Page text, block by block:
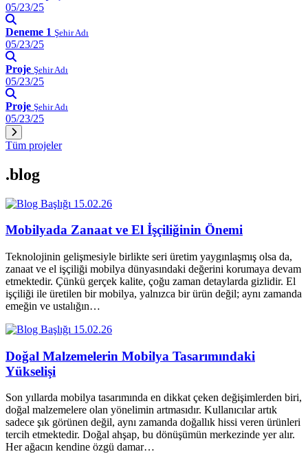
05/23/25
Deneme 1 Şehir Adı
05/23/25
Proje Şehir Adı
05/23/25
Proje Şehir Adı
05/23/25
Tüm projeler
.blog
15.02.26
Mobilyada Zanaat ve El İşçiliğinin Önemi
Teknolojinin gelişmesiyle birlikte seri üretim yaygınlaşmış olsa da,
zanaat ve el işçiliği mobilya dünyasındaki değerini korumaya devam
etmektedir. Çünkü gerçek kalite, çoğu zaman detaylarda gizlidir. El
işçiliği ile üretilen bir mobilya, yalnızca bir ürün değil; aynı zamanda
emeğin ve ustalığın…
15.02.26
Doğal Malzemelerin Mobilya Tasarımındaki
Yükselişi
Son yıllarda mobilya tasarımında en dikkat çeken değişimlerden biri,
doğal malzemelere olan yönelimin artmasıdır. Kullanıcılar artık
sadece şık görünen değil, aynı zamanda doğallık hissi veren ürünleri
tercih etmektedir. Doğal ahşap, bu dönüşümün merkezinde yer alır.
Her ağacın kendine özgü damar…